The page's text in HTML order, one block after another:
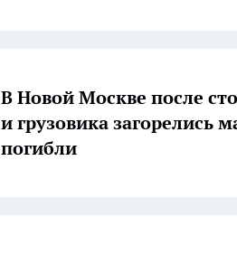
В Новой Москве после
и грузовика загорелись
погибли